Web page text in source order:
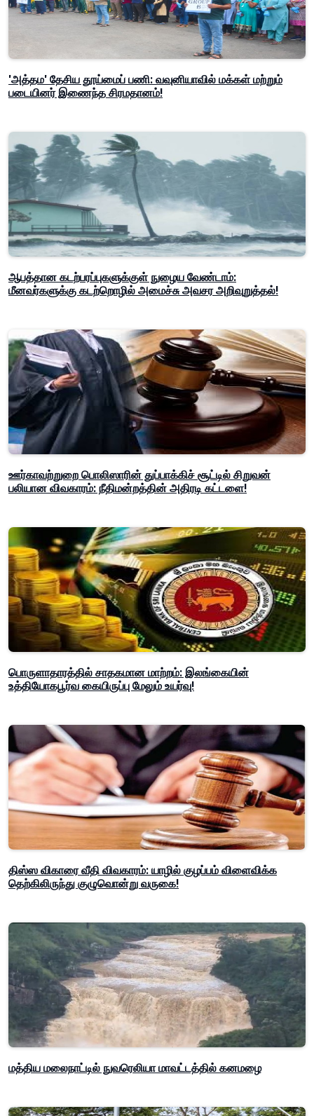
'அத்தம' தேசிய தூய்மைப் பணி: வவுனியாவில் மக்கள் மற்றும்
படையினர் இணைந்த சிரமதானம்!
ஆபத்தான கடற்பரப்புகளுக்குள் நுழைய வேண்டாம்:
மீனவர்களுக்கு கடற்றொழில் அமைச்சு அவசர அறிவுறுத்தல்!
ஊர்காவற்றுறை பொலிஸாரின் துப்பாக்கிச் சூட்டில் சிறுவன்
பலியான விவகாரம்: நீதிமன்றத்தின் அதிரடி கட்டளை!
பொருளாதாரத்தில் சாதகமான மாற்றம்: இலங்கையின்
உத்தியோகபூர்வ கையிருப்பு மேலும் உயர்வு!
திஸ்ஸ விகாரை வீதி விவகாரம்: யாழில் குழப்பம் விளைவிக்க
தெற்கிலிருந்து குழுவொன்று வருகை!
மத்திய மலைநாட்டில் நுவரெலியா மாவட்டத்தில் கனமழை